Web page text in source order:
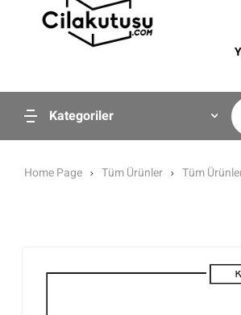
Kategoriler
Home Page Tüm Ürünler Tüm